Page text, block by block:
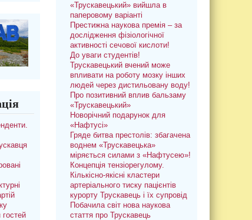
«Трускавецький» вийшла в
паперовому варіанті
Престижна наукова премія – за
дослідження фізіологічної
активності сечової кислоти!
До уваги студентів!
Трускавецький вчений може
впливати на роботу мозку інших
людей через дистильовану воду!
Про позитивний вплив бальзаму
«Трускавецький»
Новорічний подарунок для
«Нафтусі»
Гряде битва престолів: збагачена
воднем «Трускавецька»
міряється силами з «Нафтусею»!
Концепція тензіорегулому.
Кількісно-якісні кластери
артеріального тиску пацієнтів
курорту Трускавець і їх супровід
Побачила світ нова наукова
стаття про Трускавець